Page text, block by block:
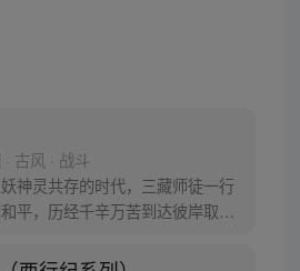
古风 · 战斗
神灵共存的时代，三藏师徒一行
平，历经千辛万苦到达彼岸取
随着阴谋慢慢揭露，暗魂四起,